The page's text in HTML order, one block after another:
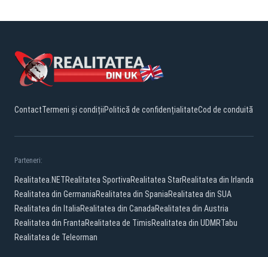
ContactTermeni și condițiiPolitică de confidențialitateCod de conduită
Parteneri:
Realitatea.NETRealitatea SportivaRealitatea StarRealitatea din Irlanda
Realitatea din GermaniaRealitatea din SpaniaRealitatea din SUA
Realitatea din ItaliaRealitatea din CanadaRealitatea din Austria
Realitatea din FrantaRealitatea de TimisRealitatea din UDMRTabu
Realitatea de Teleorman